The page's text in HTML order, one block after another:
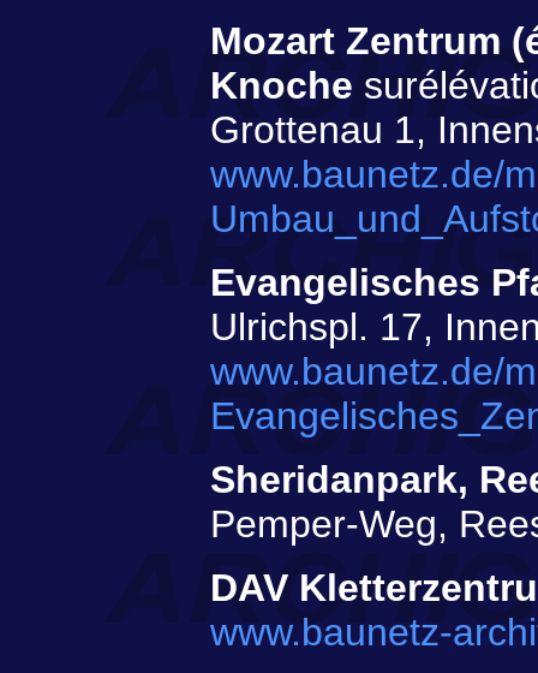
Mozart Zentrum
Knoche
Grottenau 1,
www.baunetz.de/
Evangelisches
Ulrichspl. 17,
www.baunetz.de/
Sheridanpark,
Pemper-Weg,
DAV
www.baunetz-